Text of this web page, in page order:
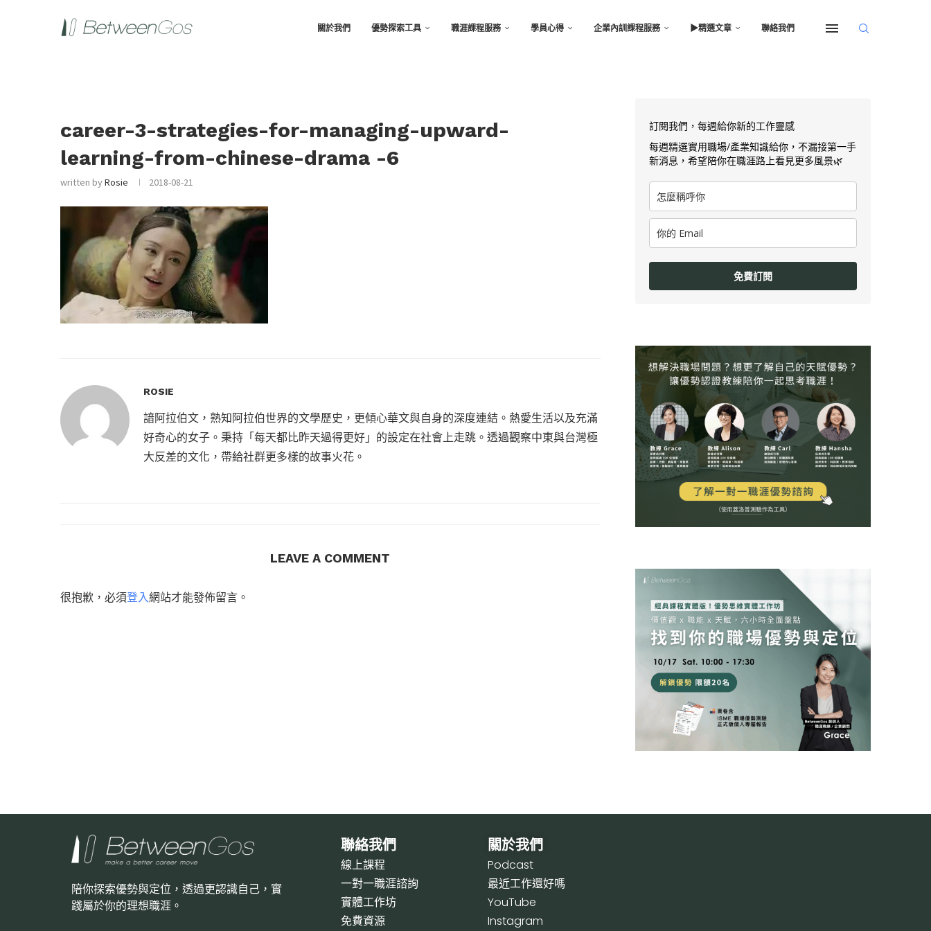
關於我們 優勢探索工具 職涯課程服務 學員心得 企業內訓課程服務 ▶︎精選文章 聯絡我們
career-3-strategies-for-managing-upward-
learning-from-chinese-drama -6
written byRosie 2018-08-21
ROSIE
諳阿拉伯文，熟知阿拉伯世界的文學歷史，更傾心華文與自身的深度連結。熱愛生活以及充滿
好奇心的女子。秉持「每天都比昨天過得更好」的設定在社會上走跳。透過觀察中東與台灣極
大反差的文化，帶給社群更多樣的故事火花。
LEAVE A COMMENT
很抱歉，必須登入網站才能發佈留言。
訂閱我們，每週給你新的工作靈感
每週精選實用職場/產業知識給你，不漏接第一手
新消息，希望陪你在職涯路上看見更多風景🌿
免費訂閱
陪你探索優勢與定位，透過更認識自己，實
踐屬於你的理想職涯。
聯絡我們
線上課程
一對一職涯諮詢
實體工作坊
免費資源
關於我們
Podcast
最近工作還好嗎
YouTube
Instagram